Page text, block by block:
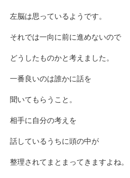
左脳は思っているようです。
それでは一向に前に進めないので
どうしたものかと考えました。
一番良いのは誰かに話を
聞いてもらうこと。
相手に自分の考えを
話しているうちに頭の中が
整理されてまとまってきますよね。